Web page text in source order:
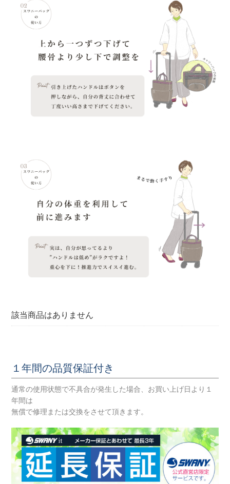
該当商品はありません
１年間の品質保証付き
通常の使用状態で不具合が発生した場合、お買い上げ日より１
年間は
無償で修理または交換をさせて頂きます。